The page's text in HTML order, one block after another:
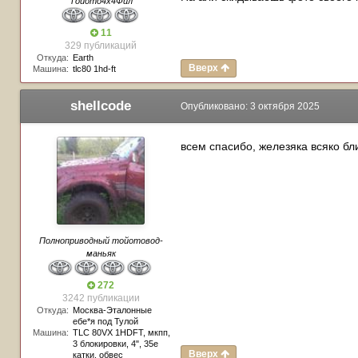
11
329 публикаций
Откуда: Earth
Машина: tlc80 1hd-ft Вверх
shellcode
Полноприводный тойотовод-
маньяк
272
3242 публикации
Откуда: Москва-Эталонные
ебе*я под Тулой
Машина: TLC 80VX 1HDFT, мкпп,
3 блокировки, 4", 35е
катки, обвес
Опубликовано: 3 октября 2025
всем спасибо, железяка всяко
Вверх